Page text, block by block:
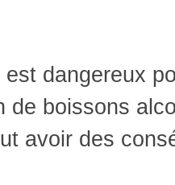
est dangereux
de boissons
avoir des